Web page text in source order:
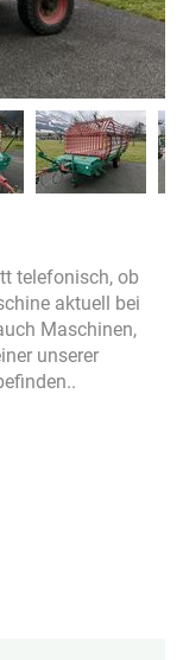
telefonisch, ob
aktuell bei
Maschinen,
unserer